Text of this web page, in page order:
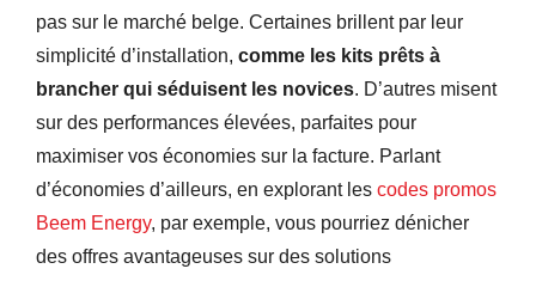
pas sur le marché belge. Certaines brillent par leur
simplicité d’installation, comme les kits prêts à
brancher qui séduisent les novices. D’autres misent
sur des performances élevées, parfaites pour
maximiser vos économies sur la facture. Parlant
d’économies d’ailleurs, en explorant les codes promos
Beem Energy, par exemple, vous pourriez dénicher
des offres avantageuses sur des solutions